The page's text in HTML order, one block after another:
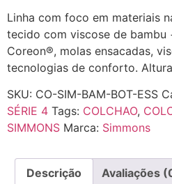
Linha com foco em materiais
tecido com viscose de bambu
Coreon®, molas ensacadas,
tecnologias de conforto.
SKU: CO-SIM-BAM-BOT-ESS
SÉRIE 4 Tags: COLCHAO,
SIMMONS Marca: Simmons
Descrição Avaliações